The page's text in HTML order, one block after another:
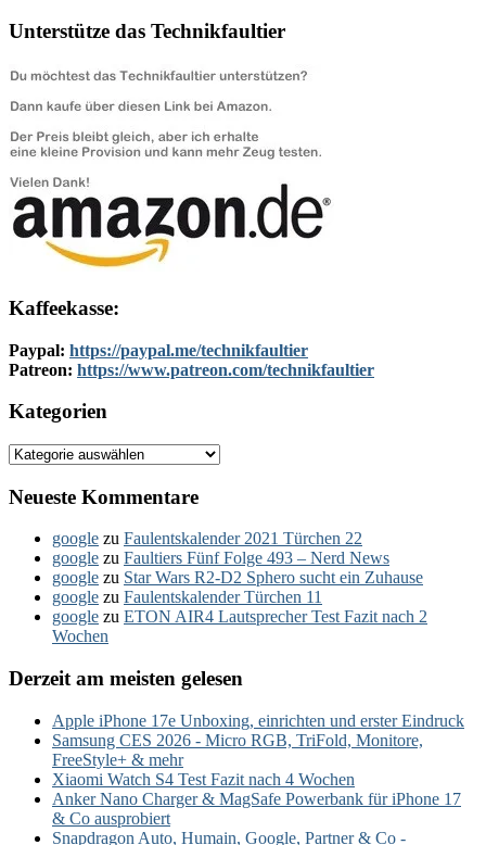
Unterstütze das Technikfaultier
Kaffeekasse:
Paypal: https://paypal.me/technikfaultier
Patreon: https://www.patreon.com/technikfaultier
Kategorien
Kategorien
Neueste Kommentare
google zu Faulentskalender 2021 Türchen 22
google zu Faultiers Fünf Folge 493 – Nerd News
google zu Star Wars R2-D2 Sphero sucht ein Zuhause
google zu Faulentskalender Türchen 11
google zu ETON AIR4 Lautsprecher Test Fazit nach 2
Wochen
Derzeit am meisten gelesen
Apple iPhone 17e Unboxing, einrichten und erster Eindruck
Samsung CES 2026 - Micro RGB, TriFold, Monitore,
FreeStyle+ & mehr
Xiaomi Watch S4 Test Fazit nach 4 Wochen
Anker Nano Charger & MagSafe Powerbank für iPhone 17
& Co ausprobiert
Snapdragon Auto, Humain, Google, Partner & Co -